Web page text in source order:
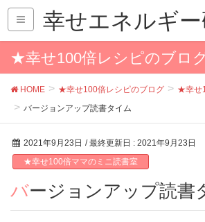
幸せエネルギ
★幸せ100倍レシピのブロ
HOME ★幸せ100倍レシピのブログ
★幸せ
バージョンアップ読書タイム
2021年9月23日 / 最終更新日 : 2021年9月23日
★幸せ100倍ママのミニ読書室
バージョンアップ読書